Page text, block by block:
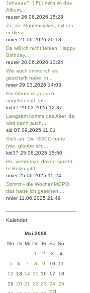
Jahaaaa? :) Für mich ist das
Album...
reuter 26.06.2026 15:28
Ja, die Mühelosigkeit, mit der
er diese...
nnier 21.06.2026 20:18
Da will ich nicht fehlen: Happy
Birthday...
reuter 20.06.2026 13:24
Wie auch immer ich es
geschafft habe, in...
nnier 29.03.2026 14:03
Ein Album ist ja auch
angekündigt, las...
kid37 29.03.2026 12:37
Langsam kommt das Alter, da
wird dann auch...
sid 07.09.2025 11:01
Sieh an. Die MOPO hatte
(wie, glaube ich,...
kid37 25.06.2025 15:50
Ha, wenn man davon spricht:
In Berlin gibt...
nnier 25.06.2025 15:24
Stimmt - die WochenMOPO,
das hatte ich gesehen!...
nnier 11.06.2025 21:49
Kalender
Mai 2008
Mo
Di Mi Do Fr Sa So
1
2 3
4
5
6 7 8 9 10
11
12
13 14 15 16 17
18
19 20 21 22 23 24 25